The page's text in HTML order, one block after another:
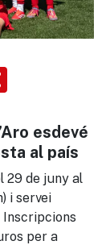
esdevé
al país
29 de juny al
i servei
Inscripcions
per a